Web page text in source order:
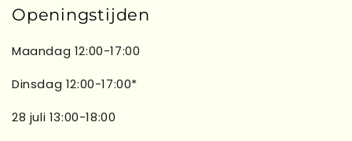
Openingstijden
Maandag 12:00-17:00
Dinsdag 12:00-17:00*
28 juli 13:00-18:00